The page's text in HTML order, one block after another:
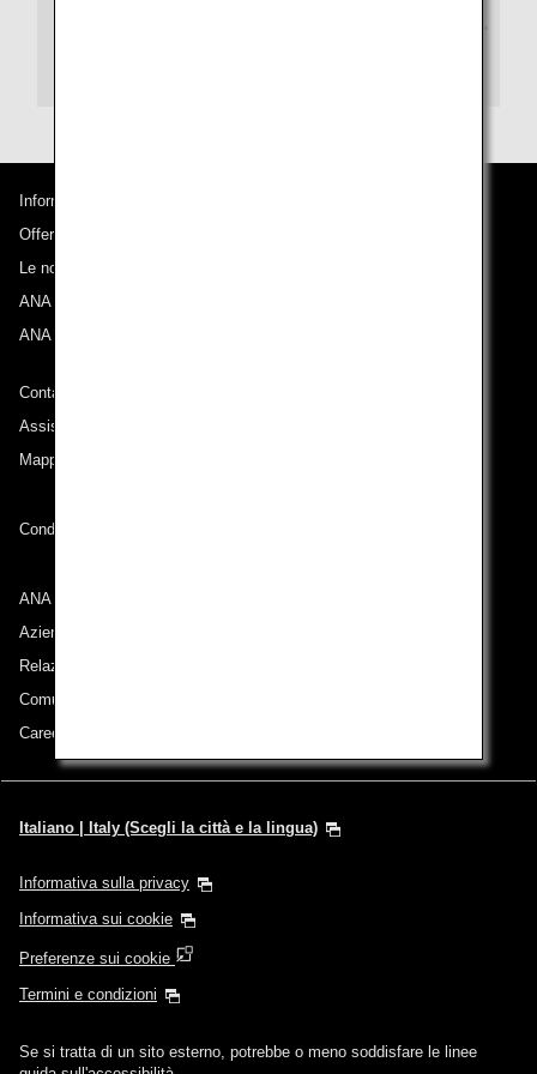
Informazioni su ANA
Offerte e annunci
Le nostre destinazioni
ANA Experience
ANA Mileage Club
Contatti ANA
Assistenza tecnica (Accessibilità)
Mappa del sito
Condizioni di trasporto
ANA Group
Aziende appartenenti al gruppo
Relazioni con gli azionisti
Comunicati stampa
Careers (English Only)
Italiano | Italy (Scegli la città e la lingua)
Informativa sulla privacy
Informativa sui cookie
Preferenze sui cookie
Termini e condizioni
Se si tratta di un sito esterno, potrebbe o meno soddisfare le linee